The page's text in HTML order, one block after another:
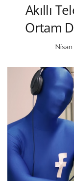
Akıllı
Ortam
Nisan